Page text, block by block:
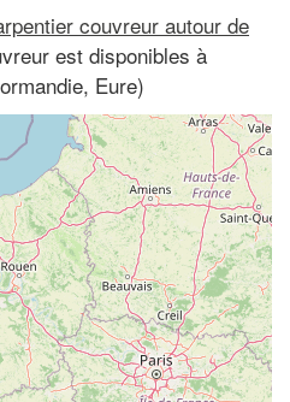
couvreur autour de
est disponibles à
Eure)